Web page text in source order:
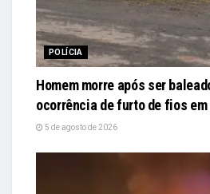
POLÍCIA
Homem morre após ser
ocorrência de furto de fios em
5 de agosto de 2026